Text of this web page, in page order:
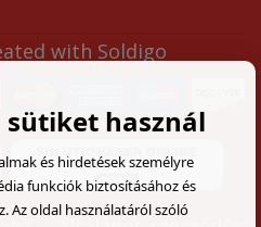
with Soldigo
sütiket használ
és hirdetések személyre
funkciók biztosításához és
Az oldal használatáról szóló